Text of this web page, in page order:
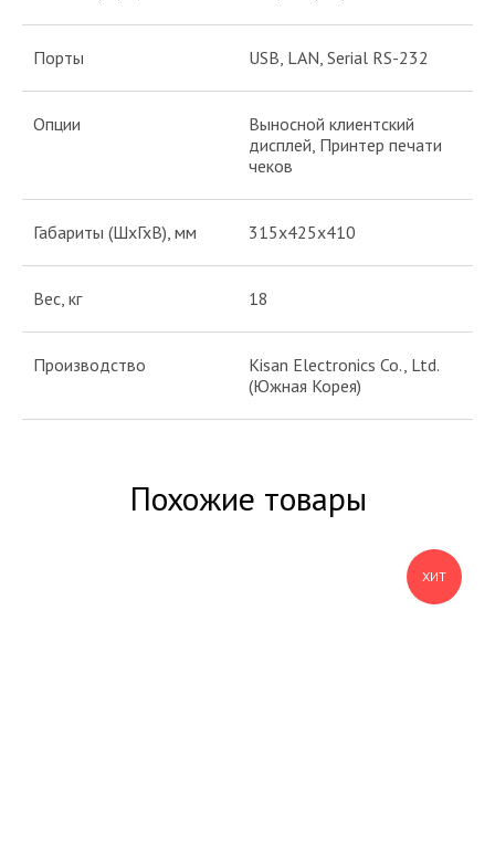
Порты USB, LAN, Serial RS-232
Опции
Выносной клиентский
дисплей, Принтер печати
чеков
Габариты (ШхГхВ), мм 315х425х410
Вес, кг 18
Производство
Kisan Electronics Co., Ltd.
(Южная Корея)
Похожие товары
ХИТ